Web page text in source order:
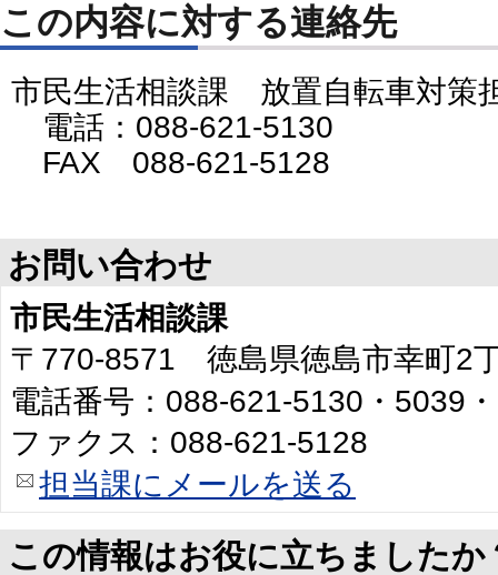
この内容に対する連絡先
市民生活相談課 放置自転車対策
電話：088-621-5130
FAX 088-621-5128
お問い合わせ
市民生活相談課
〒770-8571 徳島県徳島市幸町2
電話番号：088-621-5130・5039
ファクス：088-621-5128
担当課にメールを送る
この情報はお役に立ちましたか